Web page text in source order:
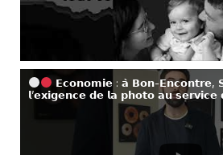
𝗘𝗰𝗼𝗻𝗼𝗺𝗶𝗲 : 𝗮̀ 𝗕𝗼𝗻-𝗘𝗻𝗰𝗼𝗻𝘁𝗿𝗲,
𝗹’𝗲𝘅𝗶𝗴𝗲𝗻𝗰𝗲 𝗱𝗲 𝗹𝗮 𝗽𝗵𝗼𝘁𝗼 𝗮𝘂